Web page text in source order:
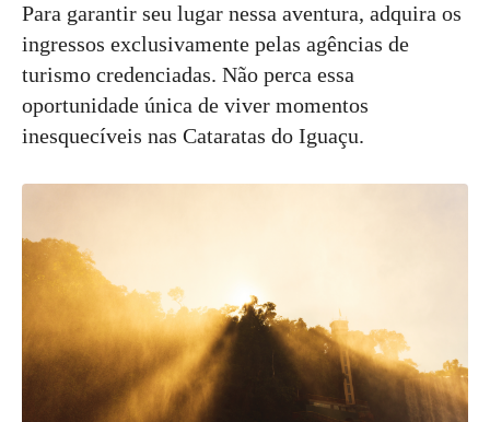
Para garantir seu lugar nessa aventura, adquira os
ingressos exclusivamente pelas agências de
turismo credenciadas. Não perca essa
oportunidade única de viver momentos
inesquecíveis nas Cataratas do Iguaçu.